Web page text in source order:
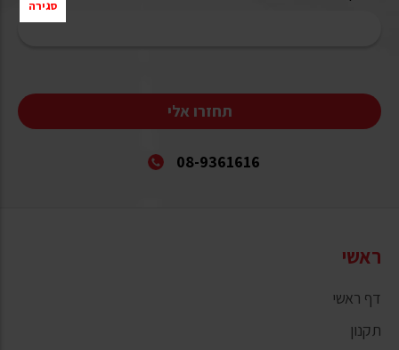
תחזרו אלי
08-9361616
ראשי
דף ראשי
תקנון
סגירה